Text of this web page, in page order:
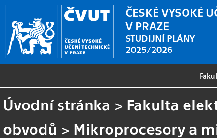
ČESKÉ VYSOKÉ
V PRAZE
STUDIJNÍ PLÁNY
2025/2026
Úvodní stránka > Fakulta
obvodů > Mikroprocesory a